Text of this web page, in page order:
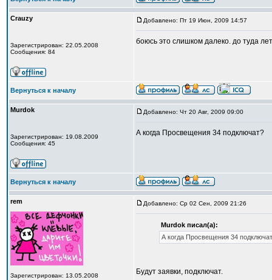
Crauzy
Зарегистрирован: 22.05.2008
Сообщения: 84
Добавлено: Пт 19 Июн, 2009 14:57
боюсь это слишком далеко. до туда
Вернуться к началу
Murdok
Зарегистрирован: 19.08.2009
Сообщения: 45
Добавлено: Чт 20 Авг, 2009 09:00
А когда Просвещения 34 подключат?
Вернуться к началу
rem
Зарегистрирован: 13.05.2008
Добавлено: Ср 02 Сен, 2009 21:26
Murdok писал(а):
А когда Просвещения 34
Будут заявки, подключат.